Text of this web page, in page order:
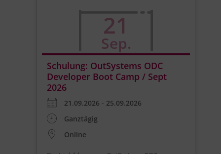
21
Sep.
Schulung: OutSystems ODC
Developer Boot Camp / Sept
2026
21.09.2026 - 25.09.2026
Ganztägig
Online